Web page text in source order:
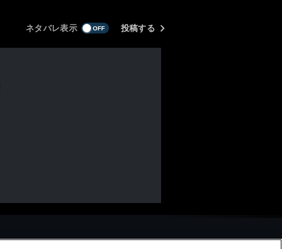
ネタバレ表示 投稿する